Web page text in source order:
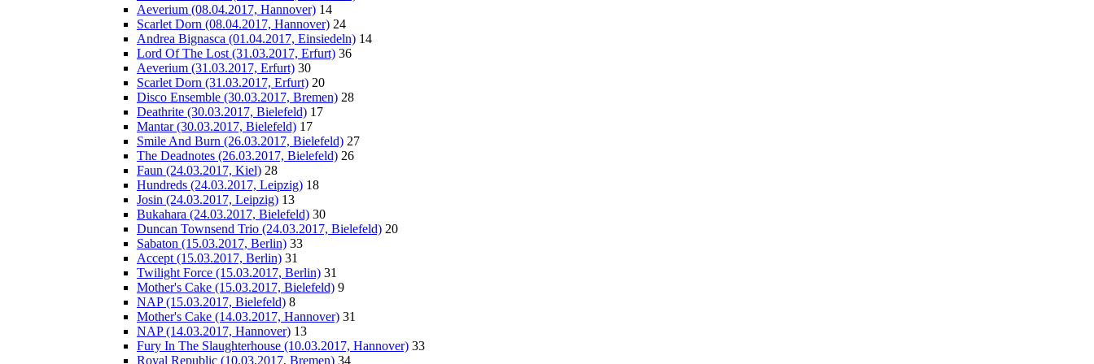
Aeverium (08.04.2017, Hannover) 14
Scarlet Dorn (08.04.2017, Hannover) 24
Andrea Bignasca (01.04.2017, Einsiedeln) 14
Lord Of The Lost (31.03.2017, Erfurt) 36
Aeverium (31.03.2017, Erfurt) 30
Scarlet Dorn (31.03.2017, Erfurt) 20
Disco Ensemble (30.03.2017, Bremen) 28
Deathrite (30.03.2017, Bielefeld) 17
Mantar (30.03.2017, Bielefeld) 17
Smile And Burn (26.03.2017, Bielefeld) 27
The Deadnotes (26.03.2017, Bielefeld) 26
Faun (24.03.2017, Kiel) 28
Hundreds (24.03.2017, Leipzig) 18
Josin (24.03.2017, Leipzig) 13
Bukahara (24.03.2017, Bielefeld) 30
Duncan Townsend Trio (24.03.2017, Bielefeld) 20
Sabaton (15.03.2017, Berlin) 33
Accept (15.03.2017, Berlin) 31
Twilight Force (15.03.2017, Berlin) 31
Mother's Cake (15.03.2017, Bielefeld) 9
NAP (15.03.2017, Bielefeld) 8
Mother's Cake (14.03.2017, Hannover) 31
NAP (14.03.2017, Hannover) 13
Fury In The Slaughterhouse (10.03.2017, Hannover) 33
Royal Republic (10.03.2017, Bremen) 34